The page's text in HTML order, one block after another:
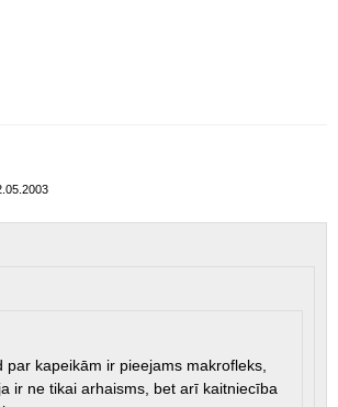
par kapeikām ir pieejams makrofleks,
ir ne tikai arhaisms, bet arī kaitniecība